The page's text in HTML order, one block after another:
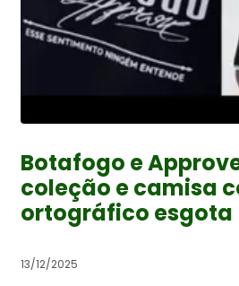
Botafogo e
coleção e camisa
ortográfico esgota
13/12/2025